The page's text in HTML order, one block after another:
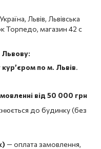
Львів, Львівська
Торпедо, магазин 42 с
Львову:
по м. Львів.
від 50 000 грн
до будинку (без
— оплата замовлення,